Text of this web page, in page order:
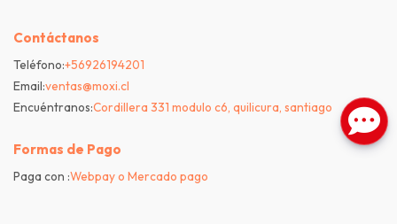
Contáctanos
Teléfono:+56926194201
Email:ventas@moxi.cl
Encuéntranos:Cordillera 331 modulo c6, quilicura, santiago
Formas de Pago
Paga con :Webpay o Mercado pago